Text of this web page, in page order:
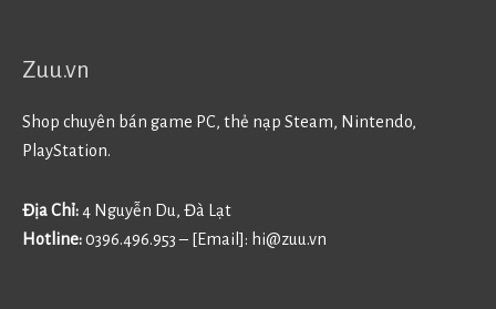
Zuu.vn
Shop chuyên bán game PC, thẻ nạp Steam, Nintendo,
PlayStation.
Địa Chỉ:4 Nguyễn Du, Đà Lạt
Hotline:0396.496.953 – [Email]: hi@zuu.vn